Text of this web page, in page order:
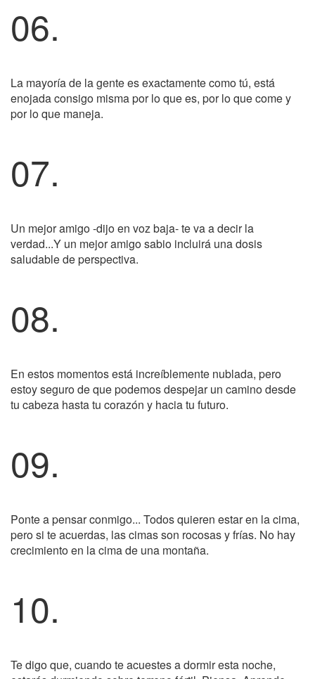
06.
La mayoría de la gente es exactamente como tú, está
enojada consigo misma por lo que es, por lo que come y
por lo que maneja.
07.
Un mejor amigo -dijo en voz baja- te va a decir la
verdad...Y un mejor amigo sabio incluirá una dosis
saludable de perspectiva.
08.
En estos momentos está increíblemente nublada, pero
estoy seguro de que podemos despejar un camino desde
tu cabeza hasta tu corazón y hacia tu futuro.
09.
Ponte a pensar conmigo... Todos quieren estar en la cima,
pero si te acuerdas, las cimas son rocosas y frías. No hay
crecimiento en la cima de una montaña.
10.
Te digo que, cuando te acuestes a dormir esta noche,